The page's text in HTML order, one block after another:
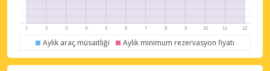
Aylık araç müsaitliği Aylık minimum rezervasyon fiyatı